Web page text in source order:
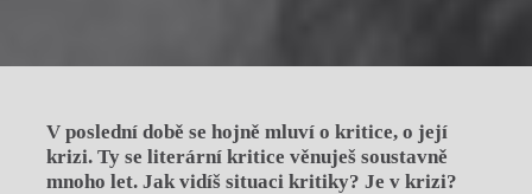
V poslední době se hojně mluví o kritice, o její
krizi. Ty se literární kritice věnuješ soustavně
mnoho let. Jak vidíš situaci kritiky? Je v krizi?